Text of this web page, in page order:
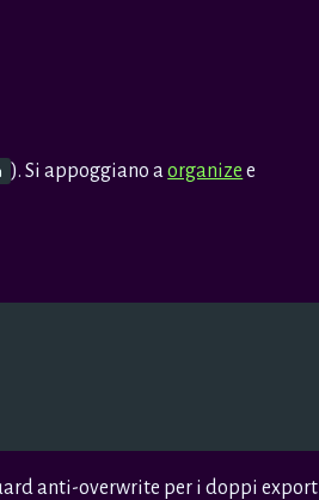
). Si appoggiano aorganize e
anti-overwrite per i doppi export